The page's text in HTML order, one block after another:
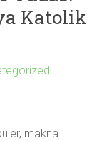
Katolik
makna